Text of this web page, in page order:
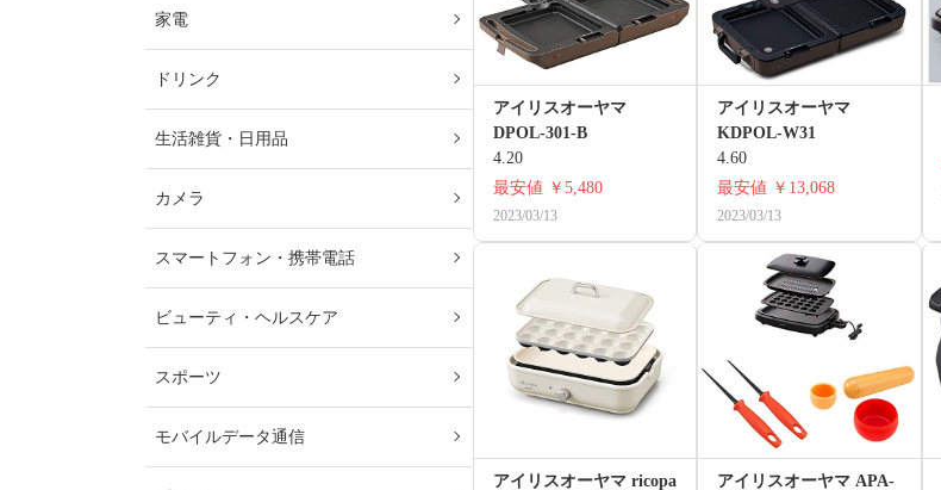
アイリスオーヤマ
DPOL-301-B
4.20
最安値 ￥5,480
2023/03/13
アイリスオーヤマ
KDPOL-W31
4.60
最安値 ￥13,068
2023/03/13
アイリスオーヤマ ricopa
アイリスオーヤマ APA-
家電
ドリンク
生活雑貨・日用品
カメラ
スマートフォン・携帯電話
ビューティ・ヘルスケア
スポーツ
モバイルデータ通信